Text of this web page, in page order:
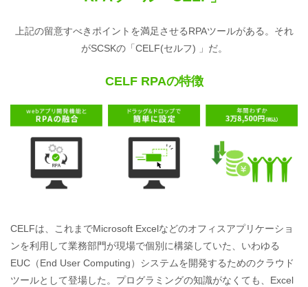
上記の留意すべきポイントを満足させるRPAツールがある。それ
がSCSKの「CELF(セルフ) 」だ。
CELF RPAの特徴
CELFは、これまでMicrosoft Excelなどのオフィスアプリケーショ
ンを利用して業務部門が現場で個別に構築していた、いわゆる
EUC（End User Computing）システムを開発するためのクラウド
ツールとして登場した。プログラミングの知識がなくても、Excel